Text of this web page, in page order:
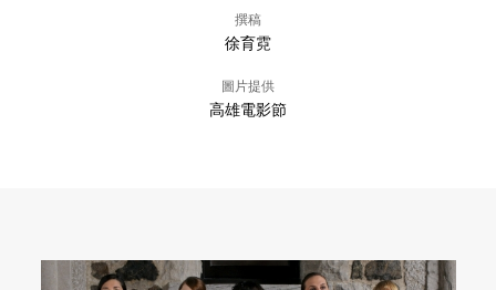
撰稿
徐育霓
圖片提供
高雄電影節